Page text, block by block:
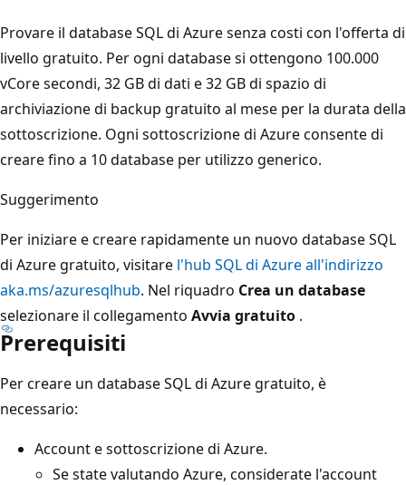
Provare il database SQL di Azure senza costi con l'offerta di
livello gratuito. Per ogni database si ottengono 100.000
vCore secondi, 32 GB di dati e 32 GB di spazio di
archiviazione di backup gratuito al mese per la durata della
sottoscrizione. Ogni sottoscrizione di Azure consente di
creare fino a 10 database per utilizzo generico.
Suggerimento
Per iniziare e creare rapidamente un nuovo database SQL
di Azure gratuito, visitare l'hub SQL di Azure all'indirizzo
aka.ms/azuresqlhub. Nel riquadro Crea un database
selezionare il collegamento Avvia gratuito .
Prerequisiti
Per creare un database SQL di Azure gratuito, è
necessario:
Account e sottoscrizione di Azure.
Se state valutando Azure, considerate l'account